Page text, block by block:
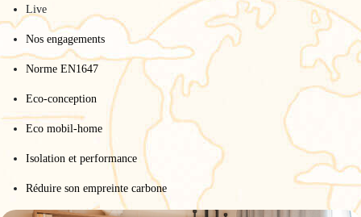
Live
Nos engagements
Norme EN1647
Eco-conception
Eco mobil-home
Isolation et performance
Réduire son empreinte carbone